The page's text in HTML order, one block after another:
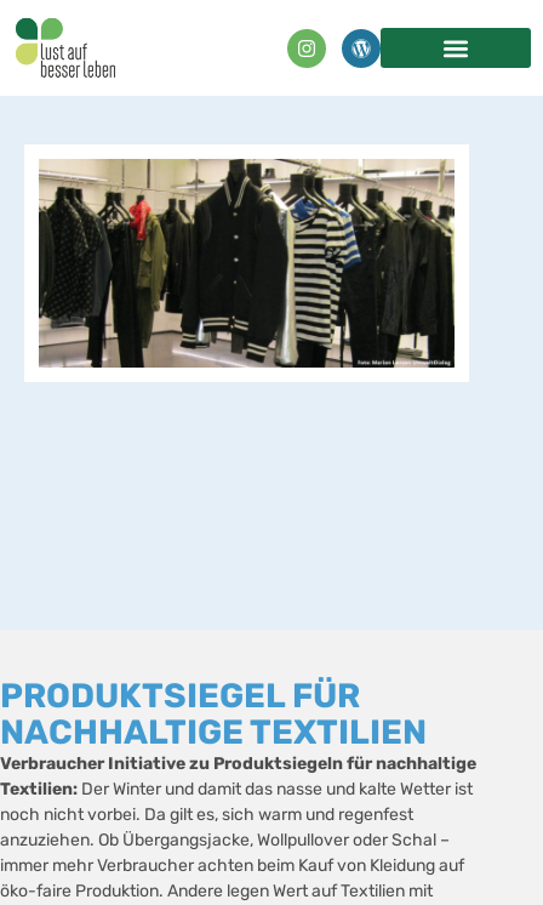
PRODUKTSIEGEL FÜR
NACHHALTIGE TEXTILIEN
Verbraucher Initiative zu Produktsiegeln für nachhaltige
Textilien: Der Winter und damit das nasse und kalte Wetter ist
noch nicht vorbei. Da gilt es, sich warm und regenfest
anzuziehen. Ob Übergangsjacke, Wollpullover oder Schal –
immer mehr Verbraucher achten beim Kauf von Kleidung auf
öko-faire Produktion. Andere legen Wert auf Textilien mit